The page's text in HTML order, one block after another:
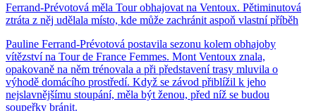
Ferrand-Prévotová měla Tour obhajovat na Ventoux. Pětiminutová
ztráta z něj udělala místo, kde může zachránit aspoň vlastní příběh
Pauline Ferrand-Prévotová postavila sezonu kolem obhajoby
vítězství na Tour de France Femmes. Mont Ventoux znala,
opakovaně na něm trénovala a při představení trasy mluvila o
výhodě domácího prostředí. Když se závod přiblížil k jeho
nejslavnějšímu stoupání, měla být ženou, před níž se budou
soupeřky bránit.